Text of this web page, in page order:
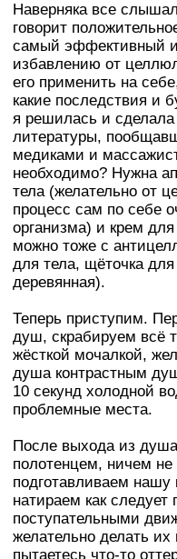
Наверняка все
говорит
самый эффективный
избавлению от
его применить на
какие последствия и
я решилась и сделала
литературы,
медиками и
необходимо? Нужна
тела (желательно от
процесс сам по себе
организма) и крем
можно тоже с
для тела, щёточка
деревянная).
Теперь приступим.
душ, скрабируем всё
жёсткой мочалкой,
душа контрастным
10 секунд холодной
проблемные места.
После выхода из
полотенцем, ничем
подготавливаем
натираем как
поступательными
желательно делать их
пытаетесь что-то